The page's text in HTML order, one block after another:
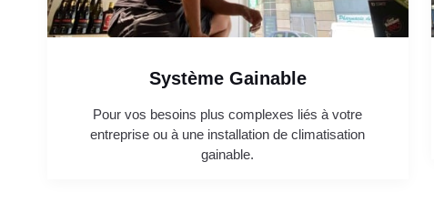
Système Gainable
Pour vos besoins plus complexes liés à votre
entreprise ou à une installation de climatisation
gainable.